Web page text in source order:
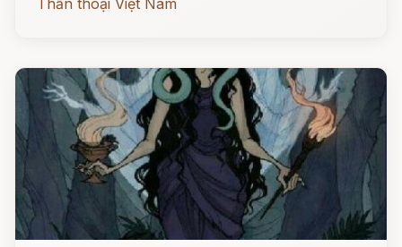
Thần thoại Việt Nam